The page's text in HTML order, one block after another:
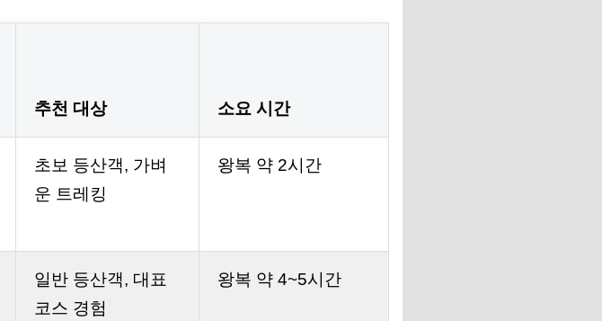
추천 대상 소요 시간
초보 등산객, 가벼
운 트레킹
왕복 약 2시간
일반 등산객, 대표
코스 경험
왕복 약 4~5시간